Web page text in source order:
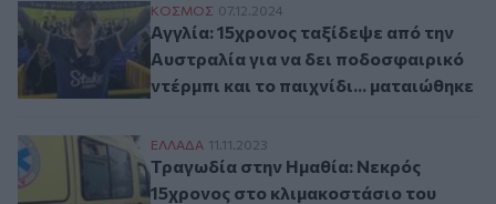
Αγγλία: 15χρονος ταξίδεψε από την
ΚΟΣΜΟΣ 07.12.2024
Αγγλία: 15χρονος ταξίδεψε από την
Αυστραλία για να δει ποδοσφαιρικό
ντέρμπι και το παιχνίδι... ματαιώθηκε
Τραγωδία στην Ημαθία: Νεκρός
ΕΛΛAΔΑ 11.11.2023
Τραγωδία στην Ημαθία: Νεκρός
15χρονος στο κλιμακοστάσιο του